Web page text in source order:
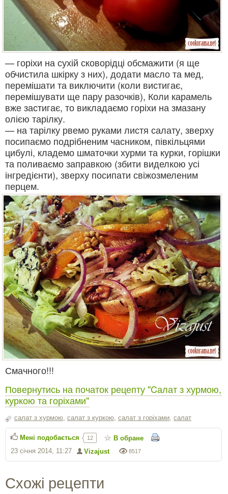
— горіхи на сухій сковорідці обсмажити (я ще
обчистила шкірку з них), додати масло та мед,
перемішати та виключити (коли вистигає,
перемішувати ще пару разочків), Коли карамель
вже застигає, то викладаємо горіхи на змазану
олією тарілку.
— на тарілку рвемо руками листя салату, зверху
посипаємо подрібненим часником, півкільцями
цибулі, кладемо шматочки хурми та курки, горішки
та поливаємо заправкою (збити виделкою усі
інгредієнти), зверху посипати свіжозмеленим
перцем.
Смачного!!!
Повернутись на початок рецепту "Cалат з хурмою,
куркою та горіхами"
салат з хурмою салат з куркою салат з горіхами салат
8517
Vizajust
23 січня 2014, 11:27
Мені подобається 12 В обране
Схожі рецепти